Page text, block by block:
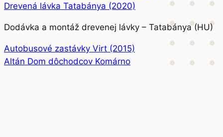
Drevená lávka Tatabánya (2020)
Dodávka a montáž drevenej lávky – Tatabánya (HU)
Autobusové zastávky Virt (2015)
Altán Dom dôchodcov Komárno